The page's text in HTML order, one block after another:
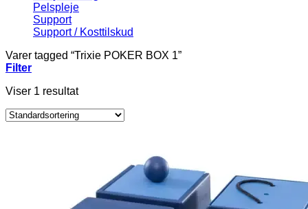
Pelspleje
Support
Support / Kosttilskud
Varer tagged “Trixie POKER BOX 1”
Filter
Viser 1 resultat